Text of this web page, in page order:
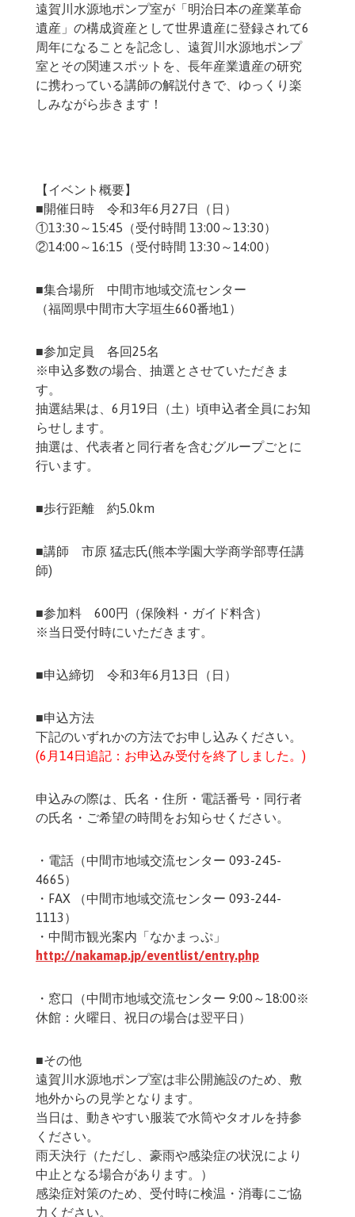
遠賀川水源地ポンプ室が「明治日本の産業革命
遺産」の構成資産として世界遺産に登録されて6
周年になることを記念し、遠賀川水源地ポンプ
室とその関連スポットを、長年産業遺産の研究
に携わっている講師の解説付きで、ゆっくり楽
しみながら歩きます！
【イベント概要】
■開催日時 令和3年6月27日（日）
①13:30～15:45（受付時間 13:00～13:30）
②14:00～16:15（受付時間 13:30～14:00）
■集合場所 中間市地域交流センター
（福岡県中間市大字垣生660番地1）
■参加定員 各回25名
※申込多数の場合、抽選とさせていただきま
す。
抽選結果は、6月19日（土）頃申込者全員にお知
らせします。
抽選は、代表者と同行者を含むグループごとに
行います。
■歩行距離 約5.0km
■講師 市原 猛志氏(熊本学園大学商学部専任講
師)
■参加料 600円（保険料・ガイド料含）
※当日受付時にいただきます。
■申込締切 令和3年6月13日（日）
■申込方法
下記のいずれかの方法でお申し込みください。
(6月14日追記：お申込み受付を終了しました。)
申込みの際は、氏名・住所・電話番号・同行者
の氏名・ご希望の時間をお知らせください。
・電話（中間市地域交流センター 093-245-
4665）
・FAX （中間市地域交流センター 093-244-
1113）
・中間市観光案内「なかまっぷ」
http://nakamap.jp/eventlist/entry.php
・窓口（中間市地域交流センター 9:00～18:00※
休館：火曜日、祝日の場合は翌平日）
■その他
遠賀川水源地ポンプ室は非公開施設のため、敷
地外からの見学となります。
当日は、動きやすい服装で水筒やタオルを持参
ください。
雨天決行（ただし、豪雨や感染症の状況により
中止となる場合があります。）
感染症対策のため、受付時に検温・消毒にご協
力ください。